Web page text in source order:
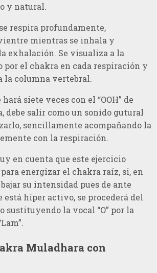
y natural.
respira profundamente,
mientras se inhala y
exhalación. Se visualiza a la
por el chakra en cada respiración y
la columna vertebral.
siete veces con el “OOH” de
debe salir como un sonido gutural
sencillamente acompañando la
con la respiración.
en cuenta que este ejercicio
energizar el chakra raíz, si, en
bajar su intensidad pues de ante
está híper activo, se procederá del
sustituyendo la vocal “O” por la
Muladhara con